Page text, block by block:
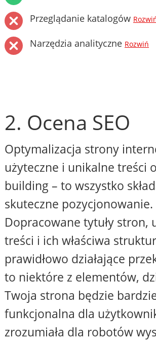
Przeglądanie katalogów
Narzędzia analityczne Rozwiń
2. Ocena SEO
Optymalizacja strony
użyteczne i unikalne treści
building – to wszystko
skuteczne pozycjonowanie.
Dopracowane tytuły stron,
treści i ich właściwa
prawidłowo działające
to niektóre z elementów,
Twoja strona będzie
funkcjonalna dla
zrozumiała dla robotów